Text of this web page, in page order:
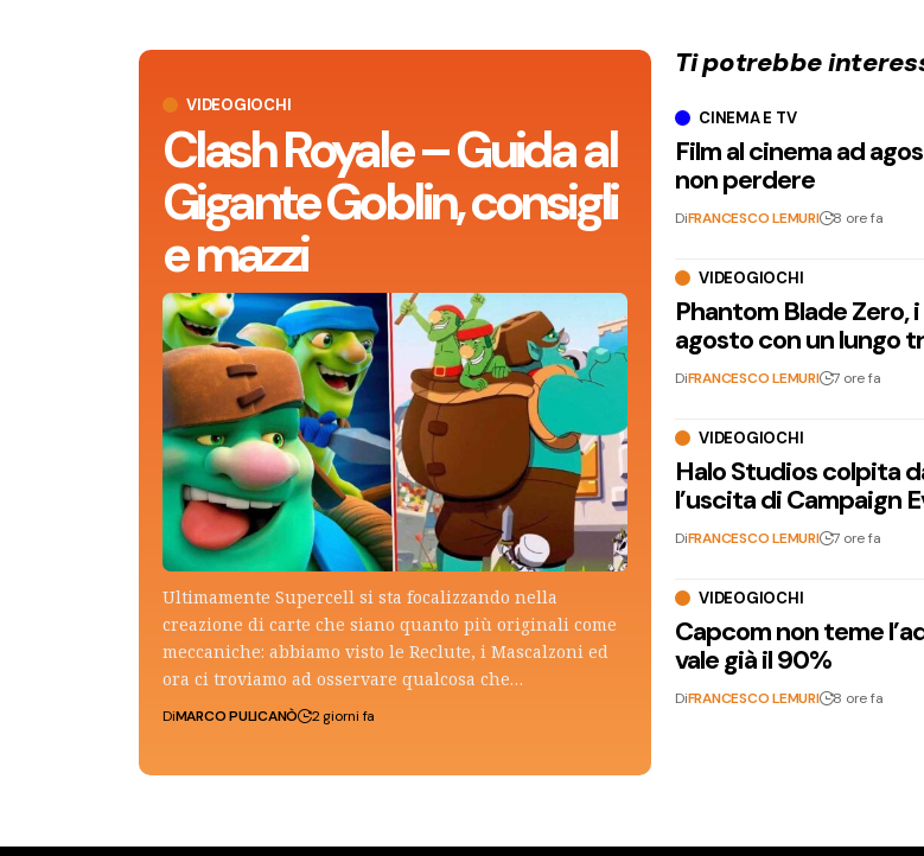
VIDEOGIOCHI
Clash Royale – Guida al
Gigante Goblin, consigli
e mazzi
Ultimamente Supercell si sta focalizzando nella
creazione di carte che siano quanto più originali come
meccaniche: abbiamo visto le Reclute, i Mascalzoni ed
ora ci troviamo ad osservare qualcosa che…
DiMARCO PULICANÒ 2 giorni fa
Ti potrebbe
CINEMA E TV
Film al cinema ad
non perdere
DiFRANCESCO LEMURI 8 ore fa
VIDEOGIOCHI
Phantom Blade Zero,
agosto con un lungo
DiFRANCESCO LEMURI 7 ore fa
VIDEOGIOCHI
Halo Studios colpita
l’uscita di Campaign
DiFRANCESCO LEMURI 7 ore fa
VIDEOGIOCHI
Capcom non teme
vale già il 90%
DiFRANCESCO LEMURI 8 ore fa